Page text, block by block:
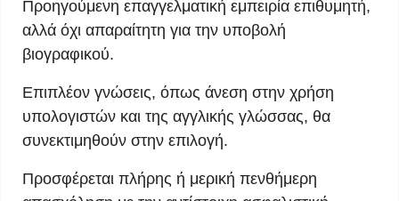
Προηγούμενη επαγγελματική εμπειρία επιθυμητή,
αλλά όχι απαραίτητη για την υποβολή
βιογραφικού.
Επιπλέον γνώσεις, όπως άνεση στην χρήση
υπολογιστών και της αγγλικής γλώσσας, θα
συνεκτιμηθούν στην επιλογή.
Προσφέρεται πλήρης ή μερική πενθήμερη